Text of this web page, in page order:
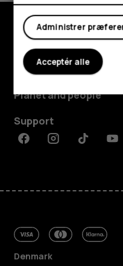
Min konto
Udforsk
Om
Planet and people
Support
FacebookInstagramTiktok
Denmark
Administrer
Acceptér alle